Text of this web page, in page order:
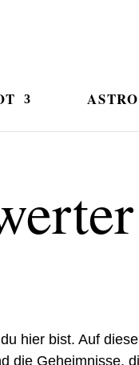
hier bist. Auf
die Geheimnisse,